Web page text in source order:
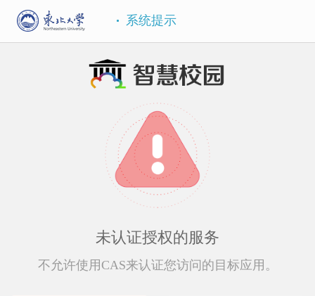
系统提示
未认证授权的服务
不允许使用CAS来认证您访问的目标应用。